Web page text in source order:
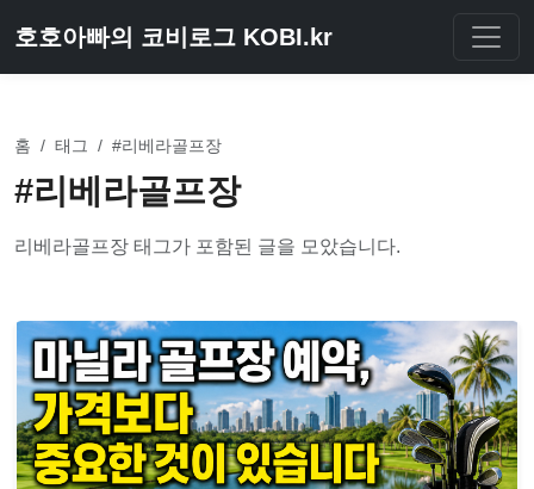
호호아빠의 코비로그 KOBI.kr
홈 / 태그 / #리베라골프장
#리베라골프장
리베라골프장 태그가 포함된 글을 모았습니다.